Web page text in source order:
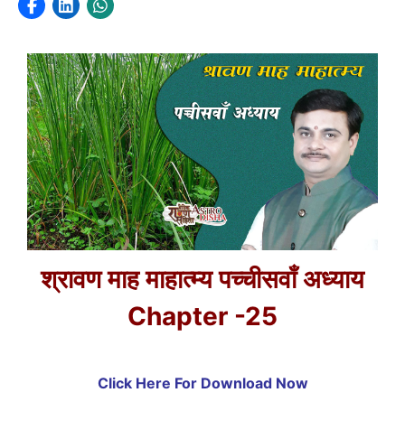
श्रावण माह माहात्म्य पच्चीसवाँ अध्याय
Chapter -25
Click Here For Download Now